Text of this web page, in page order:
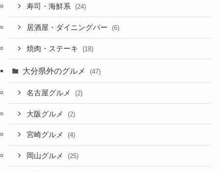
寿司・海鮮系 (24)
居酒屋・ダイニングバー (6)
焼肉・ステーキ (18)
大分県外のグルメ (47)
名古屋グルメ (2)
大阪グルメ (2)
宮崎グルメ (4)
岡山グルメ (25)